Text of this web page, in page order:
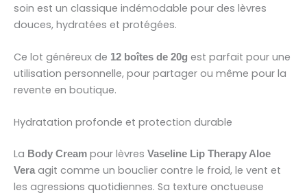
soin est un classique indémodable pour des lèvres
douces, hydratées et protégées.
Ce lot généreux de 12 boîtes de 20g est parfait pour une
utilisation personnelle, pour partager ou même pour la
revente en boutique.
Hydratation profonde et protection durable
La Body Cream pour lèvres Vaseline Lip Therapy Aloe
Veraagit comme un bouclier contre le froid, le vent et
les agressions quotidiennes. Sa texture onctueuse